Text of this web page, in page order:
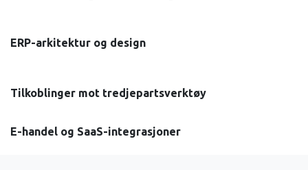
ERP-arkitektur og design
Tilkoblinger mot tredjepartsverktøy
E-handel og SaaS-integrasjoner